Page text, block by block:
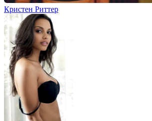
Кристен Риттер